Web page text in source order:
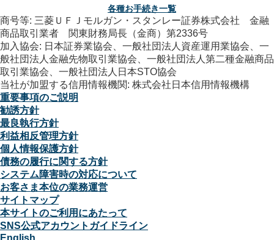
各種お手続き一覧
商号等: 三菱ＵＦＪモルガン・スタンレー証券株式会社 金融
商品取引業者 関東財務局長（金商）第2336号
加入協会: 日本証券業協会、一般社団法人資産運用業協会、一
般社団法人金融先物取引業協会、一般社団法人第二種金融商品
取引業協会、一般社団法人日本STO協会
当社が加盟する信用情報機関: 株式会社日本信用情報機構
重要事項のご説明
勧誘方針
最良執行方針
利益相反管理方針
個人情報保護方針
債務の履行に関する方針
システム障害時の対応について
お客さま本位の業務運営
サイトマップ
本サイトのご利用にあたって
SNS公式アカウントガイドライン